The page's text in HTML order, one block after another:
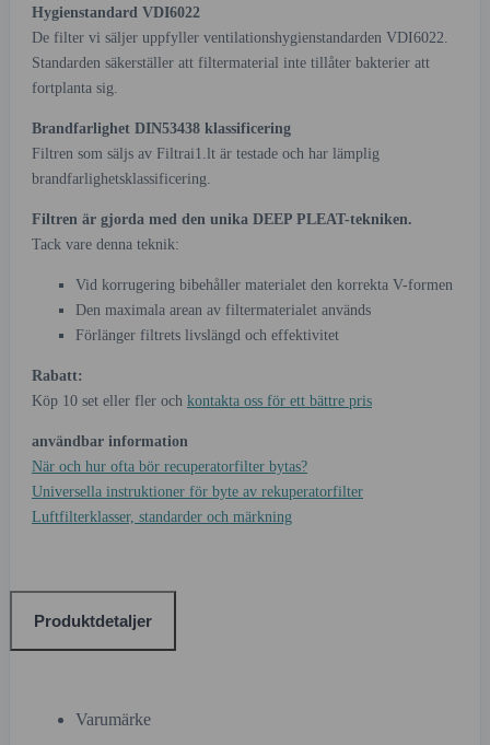
Hygienstandard VDI6022
De filter vi säljer uppfyller ventilationshygienstandarden VDI6022.
Standarden säkerställer att filtermaterial inte tillåter bakterier att
fortplanta sig.
Brandfarlighet DIN53438 klassificering
Filtren som säljs av Filtrai1.lt är testade och har lämplig
brandfarlighetsklassificering.
Filtren är gjorda med den unika DEEP PLEAT-tekniken.
Tack vare denna teknik:
Vid korrugering bibehåller materialet den korrekta V-formen
Den maximala arean av filtermaterialet används
Förlänger filtrets livslängd och effektivitet
Rabatt:
Köp 10 set eller fler och kontakta oss för ett bättre pris
användbar information
När och hur ofta bör recuperatorfilter bytas?
Universella instruktioner för byte av rekuperatorfilter
Luftfilterklasser, standarder och märkning
Produktdetaljer
Varumärke